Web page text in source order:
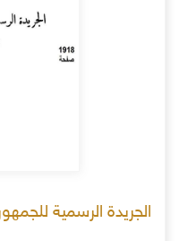
الجريدة الرسمية للجمهورية